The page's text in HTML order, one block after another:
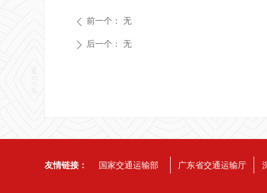
ꄴ 前一个： 无
ꄲ 后一个： 无
友情链接： 国家交通运输部 广东省交通运输厅